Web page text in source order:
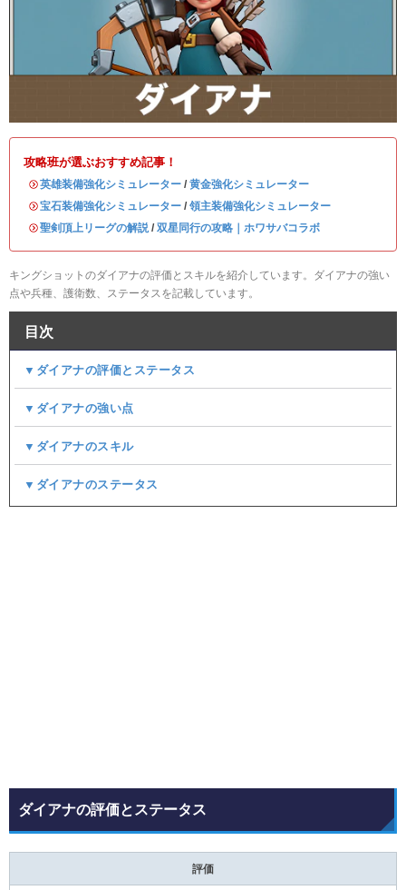
攻略班が選ぶおすすめ記事！
・英雄装備強化シミュレーター / 黄金強化シミュレーター
・宝石装備強化シミュレーター / 領主装備強化シミュレーター
・聖剣頂上リーグの解説/ 双星同行の攻略｜ホワサバコラボ
キングショットのダイアナの評価とスキルを紹介しています。ダイアナの強い
点や兵種、護衛数、ステータスを記載しています。
目次
▼ダイアナの評価とステータス
▼ダイアナの強い点
▼ダイアナのスキル
▼ダイアナのステータス
ダイアナの評価とステータス
評価